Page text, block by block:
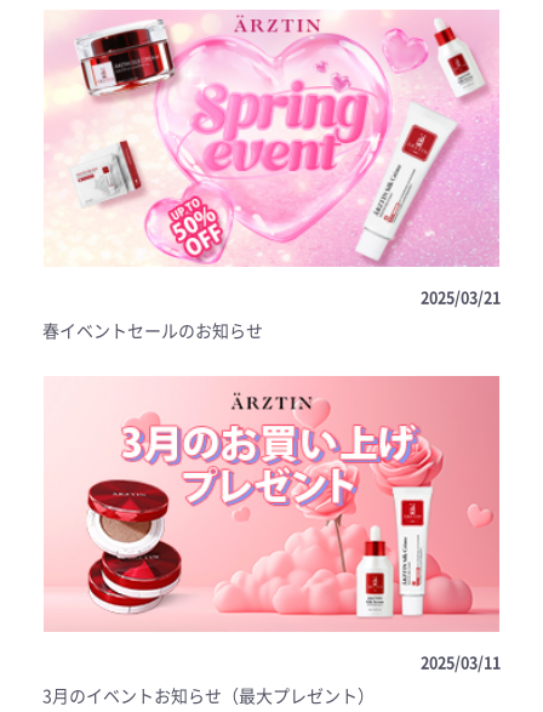
2025/03/21
春イベントセールのお知らせ
2025/03/11
3月のイベントお知らせ（最大プレゼント）